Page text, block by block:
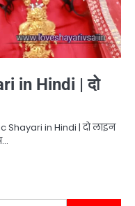
in Hindi | दो
in Hindi | दो लाइन